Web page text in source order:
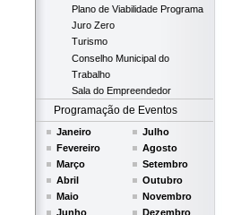
Plano de Viabilidade Programa
Juro Zero
Turismo
Conselho Municipal do
Trabalho
Sala do Empreendedor
Programação de Eventos
Janeiro
Fevereiro
Março
Abril
Maio
Junho
Julho
Agosto
Setembro
Outubro
Novembro
Dezembro